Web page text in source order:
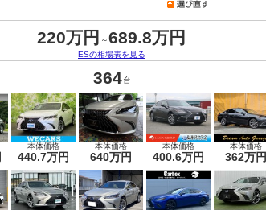
220万円 ～689.8万円
ESの相場表を見る
364 台
本体価格
440.7万円
本体価格
640万円
本体価格
400.6万円
本体価格
362万円